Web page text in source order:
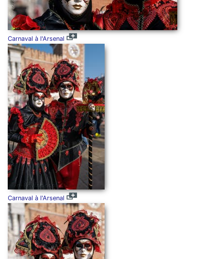
Carnaval à l'Arsenal
Carnaval à l'Arsenal